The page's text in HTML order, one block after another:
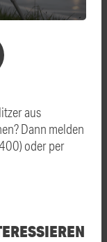
aus
Dann melden
oder per